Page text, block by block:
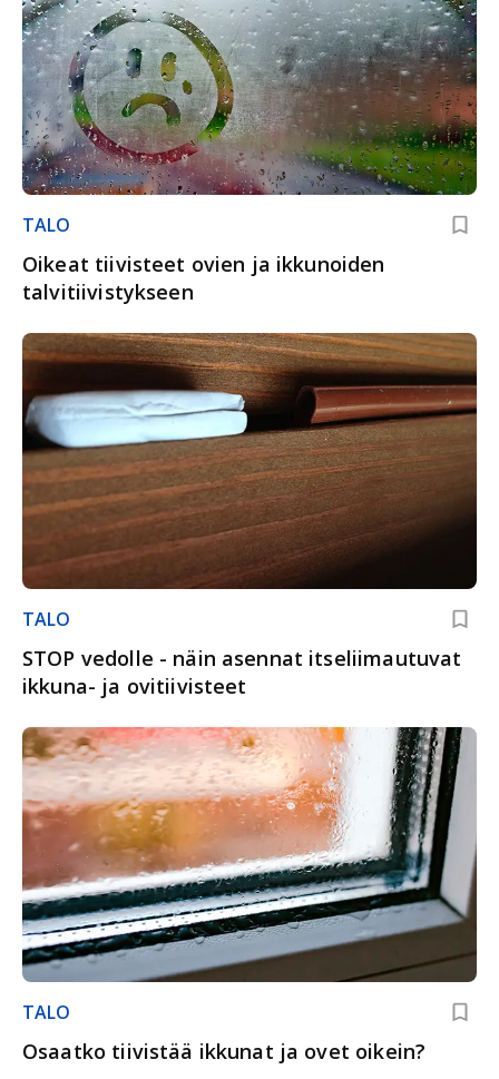
TALO
Oikeat tiivisteet ovien ja ikkunoiden
talvitiivistykseen
TALO
STOP vedolle - näin asennat itseliimautuvat
ikkuna- ja ovitiivisteet
TALO
Osaatko tiivistää ikkunat ja ovet oikein?